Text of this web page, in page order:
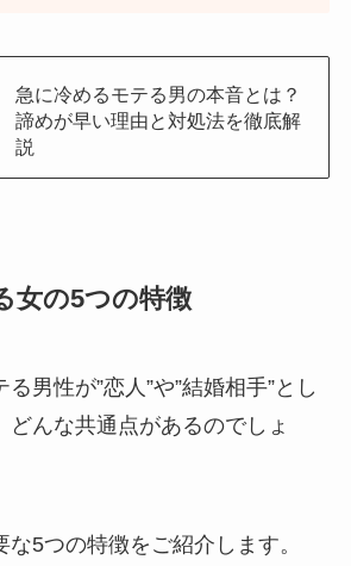
急に冷めるモテる男の本音とは？
諦めが早い理由と対処法を徹底解
説
女の5つの特徴
男性が”恋人”や”結婚相手”とし
どんな共通点があるのでしょ
5つの特徴をご紹介します。